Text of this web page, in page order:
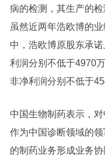
病的检测，其生产的检
虽然近两年浩欧博的
中，浩欧博原股东承
利润分别不低于4970
非净利润分别不低于
中国生物制药表示，
作为中国诊断领域的
的制药业务形成业务